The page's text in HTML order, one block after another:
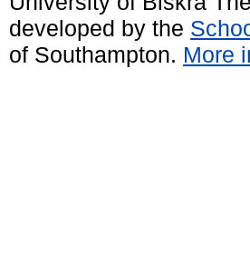
developed by the
of Southampton. More